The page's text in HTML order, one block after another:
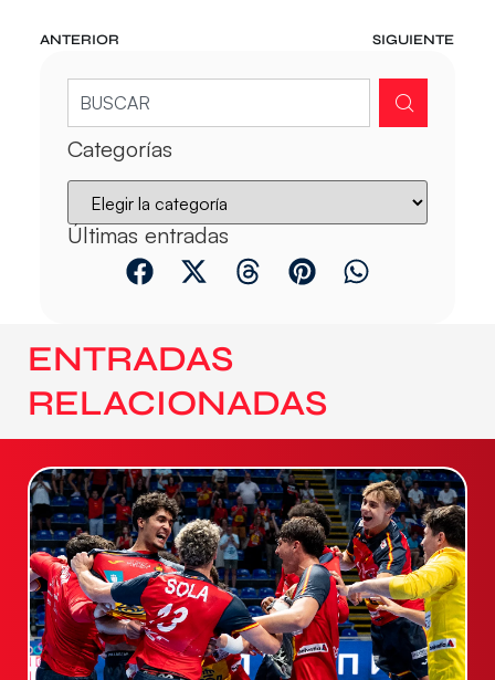
ANTERIOR SIGUIENTE
Categorías
Últimas entradas
ENTRADAS
RELACIONADAS